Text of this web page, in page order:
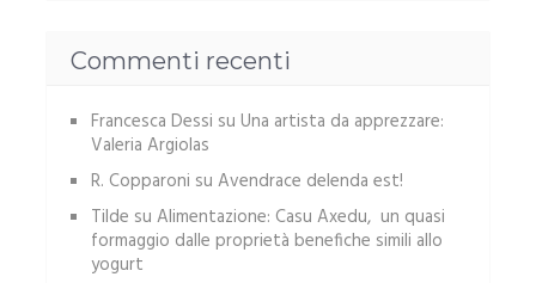
Commenti recenti
Francesca Dessi su Una artista da apprezzare:
Valeria Argiolas
R. Copparoni su Avendrace delenda est!
Tilde su Alimentazione: Casu Axedu, un quasi
formaggio dalle proprietà benefiche simili allo
yogurt